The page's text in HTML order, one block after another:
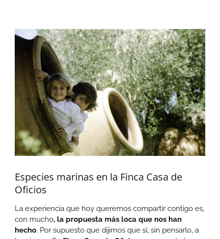
Ver
imagen
grande
Especies marinas en la Finca Casa de
Oficios
La experiencia que hoy queremos compartir contigo es,
con mucho, la propuesta más loca que nos han
hecho. Por supuesto que dijimos que sí, sin pensarlo, a